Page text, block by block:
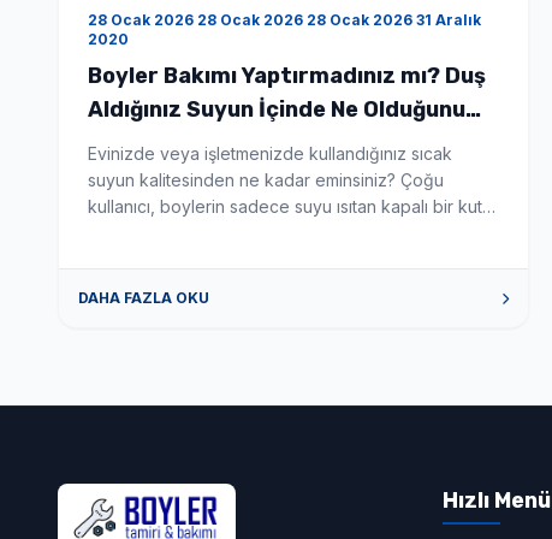
28 Ocak 2026 28 Ocak 2026 28 Ocak 2026 31 Aralık
2020
Boyler Bakımı Yaptırmadınız mı? Duş
Aldığınız Suyun İçinde Ne Olduğunu
Bilseniz Şaşırırdınız! - Boyler Tamiri
ve Servisi
Evinizde veya işletmenizde kullandığınız sıcak
suyun kalitesinden ne kadar eminsiniz? Çoğu
kullanıcı, boylerin sadece suyu ısıtan kapalı bir kutu
DAHA FAZLA OKU
Hızlı Menü